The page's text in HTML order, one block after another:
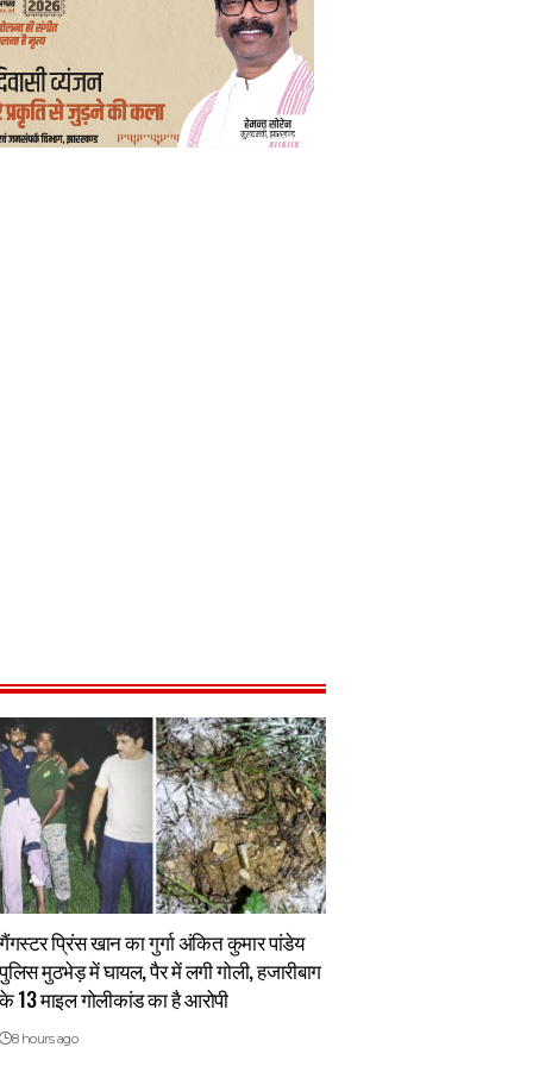
गैंगस्टर प्रिंस खान का गुर्गा अंकित कुमार पांडेय
पुलिस मुठभेड़ में घायल, पैर में लगी गोली, हजारीबाग
के 13 माइल गोलीकांड का है आरोपी
8 hours ago